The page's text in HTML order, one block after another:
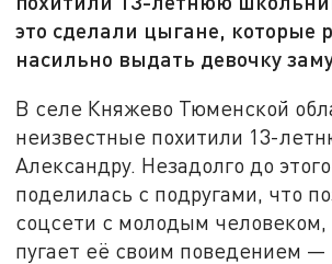
это сделали цыгане, которые
насильно выдать девочку
В селе Княжево Тюменской
неизвестные похитили 13-
Александру. Незадолго до
поделилась с подругами, что
соцсети с молодым человеком,
пугает её своим поведением —